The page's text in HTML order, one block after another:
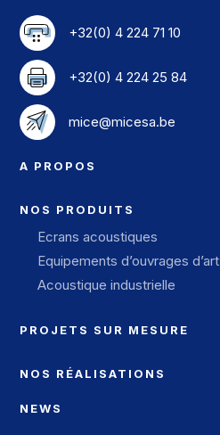
+32(0) 4 224 71 10
+32(0) 4 224 25 84
mice@micesa.be
A PROPOS
NOS PRODUITS
Ecrans acoustiques
Equipements d’ouvrages d’art
Acoustique industrielle
PROJETS SUR MESURE
NOS RÉALISATIONS
NEWS